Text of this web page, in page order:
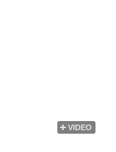
VIDEO